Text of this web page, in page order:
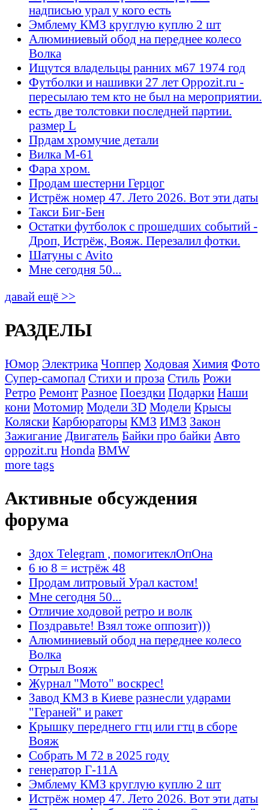
надписью урал у кого есть
Эмблему КМЗ круглую куплю 2 шт
Алюминиевый обод на переднее колесо
Волка
Ищутся владельцы ранних м67 1974 год
Футболки и нашивки 27 лет Oppozit.ru -
пересылаю тем кто не был на мероприятии.
есть две толстовки последней партии.
размер L
Прдам хромучие детали
Вилка М-61
Фара хром.
Продам шестерни Герцог
Истрёж номер 47. Лето 2026. Вот эти даты
Такси Биг-Бен
Остатки футболок с прошедших событий -
Дроп, Истрёж, Вояж. Перезалил фотки.
Шатуны с Avito
Мне сегодня 50...
давай ещё >>
РАЗДЕЛЫ
Юмор Электрика Чоппер Ходовая Химия Фото
Супер-самопал Стихи и проза Стиль Рожи
Ретро Ремонт Разное Поездки Подарки Наши
кони Мотомир Модели 3D Модели Крысы
Коляски Карбюраторы КМЗ ИМЗ Закон
Зажигание Двигатель Байки про байки Авто
oppozit.ru Honda BMW
more tags
Активные обсуждения
форума
Здох Telegram , помогитеклОпОна
6 ю 8 = истрёж 48
Продам литровый Урал кастом!
Мне сегодня 50...
Отличие ходовой ретро и волк
Поздравьте! Взял тоже оппозит)))
Алюминиевый обод на переднее колесо
Волка
Отрыл Вояж
Журнал "Мото" воскрес!
Завод КМЗ в Киеве разнесли ударами
"Гераней" и ракет
Крышку переднего гтц или гтц в сборе
Вояж
Собрать М 72 в 2025 году
генератор Г-11А
Эмблему КМЗ круглую куплю 2 шт
Истрёж номер 47. Лето 2026. Вот эти даты